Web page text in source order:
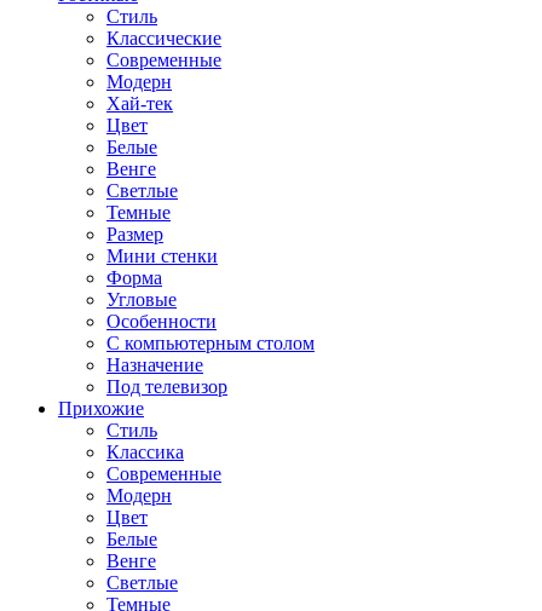
Стиль
Классические
Современные
Модерн
Хай-тек
Цвет
Белые
Венге
Светлые
Темные
Размер
Мини стенки
Форма
Угловые
Особенности
С компьютерным столом
Назначение
Под телевизор
Прихожие
Стиль
Классика
Современные
Модерн
Цвет
Белые
Венге
Светлые
Темные